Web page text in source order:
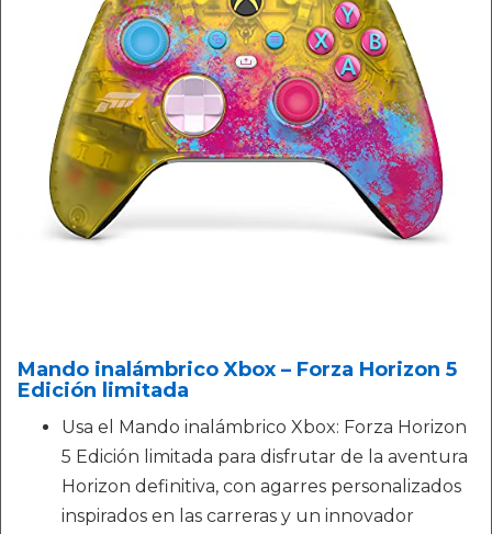
Mando inalámbrico Xbox – Forza Horizon 5
Edición limitada
Usa el Mando inalámbrico Xbox: Forza Horizon
5 Edición limitada para disfrutar de la aventura
Horizon definitiva, con agarres personalizados
inspirados en las carreras y un innovador